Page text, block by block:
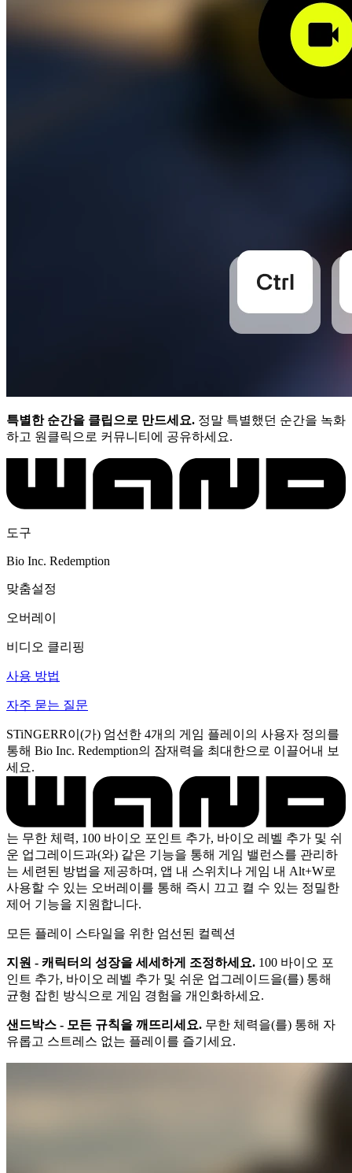
특별한 순간을 클립으로 만드세요. 정말 특별했던 순간을 녹화
하고 원클릭으로 커뮤니티에 공유하세요.
도구
Bio Inc. Redemption
맞춤설정
오버레이
비디오 클리핑
사용 방법
자주 묻는 질문
STiNGERR이(가) 엄선한 4개의 게임 플레이의 사용자 정의를
통해 Bio Inc. Redemption의 잠재력을 최대한으로 이끌어내 보
세요.
는 무한 체력, 100 바이오 포인트 추가, 바이오 레벨 추가 및 쉬
운 업그레이드과(와) 같은 기능을 통해 게임 밸런스를 관리하
는 세련된 방법을 제공하며, 앱 내 스위치나 게임 내 Alt+W로
사용할 수 있는 오버레이를 통해 즉시 끄고 켤 수 있는 정밀한
제어 기능을 지원합니다.
모든 플레이 스타일을 위한 엄선된 컬렉션
지원 - 캐릭터의 성장을 세세하게 조정하세요. 100 바이오 포
인트 추가, 바이오 레벨 추가 및 쉬운 업그레이드을(를) 통해
균형 잡힌 방식으로 게임 경험을 개인화하세요.
샌드박스 - 모든 규칙을 깨뜨리세요. 무한 체력을(를) 통해 자
유롭고 스트레스 없는 플레이를 즐기세요.